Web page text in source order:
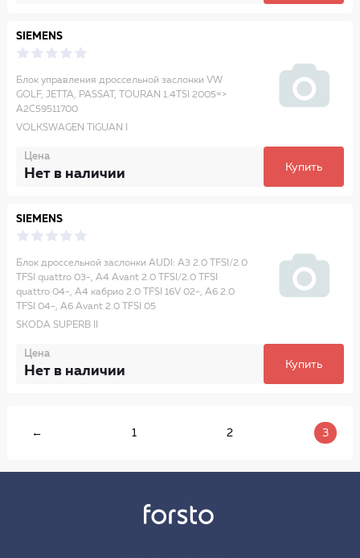
SIEMENS
Блок управления дроссельной заслонки VW
GOLF, JETTA, PASSAT, TOURAN 1.4TSI 2005=>
A2C59511700
VOLKSWAGEN TIGUAN I
Цена
Нет в наличии Купить
SIEMENS
Блок дроссельной заслонки AUDI: A3 2.0 TFSI/2.0
TFSI quattro 03-, A4 Avant 2.0 TFSI/2.0 TFSI
quattro 04-, A4 кабрио 2.0 TFSI 16V 02-, A6 2.0
TFSI 04-, A6 Avant 2.0 TFSI 05
SKODA SUPERB II
Цена
Нет в наличии Купить
← 1 2 3